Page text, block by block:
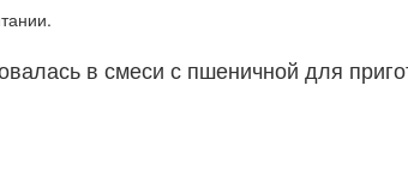
в смеси с пшеничной для